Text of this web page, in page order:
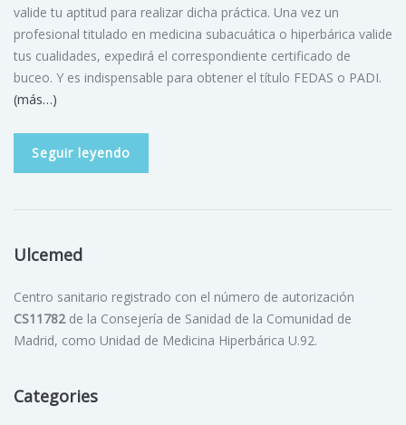
valide tu aptitud para realizar dicha práctica. Una vez un
profesional titulado en medicina subacuática o hiperbárica valide
tus cualidades, expedirá el correspondiente certificado de
buceo. Y es indispensable para obtener el título FEDAS o PADI.
(más…)
Seguir leyendo
Ulcemed
Centro sanitario registrado con el número de autorización
CS11782de la Consejería de Sanidad de la Comunidad de
Madrid, como Unidad de Medicina Hiperbárica U.92.
Categories